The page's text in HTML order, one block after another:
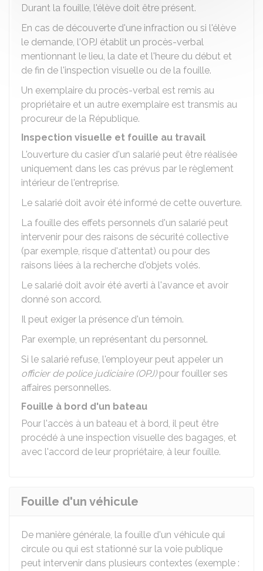
Durant la fouille, l'élève doit être présent.
En cas de découverte d'une infraction ou si l'élève
le demande, l'OPJ établit un procès-verbal
mentionnant le lieu, la date et l'heure du début et
de fin de l'inspection visuelle ou de la fouille.
Un exemplaire du procès-verbal est remis au
propriétaire et un autre exemplaire est transmis au
procureur de la République.
Inspection visuelle et fouille au travail
L'ouverture du casier d'un salarié peut être réalisée
uniquement dans les cas prévus par le règlement
intérieur de l'entreprise.
Le salarié doit avoir été informé de cette ouverture.
La fouille des effets personnels d'un salarié peut
intervenir pour des raisons de sécurité collective
(par exemple, risque d'attentat) ou pour des
raisons liées à la recherche d'objets volés.
Le salarié doit avoir été averti à l'avance et avoir
donné son accord.
Il peut exiger la présence d'un témoin.
Par exemple, un représentant du personnel.
Si le salarié refuse, l'employeur peut appeler un
officier de police judiciaire (OPJ)pour fouiller ses
affaires personnelles.
Fouille à bord d'un bateau
Pour l'accès à un bateau et à bord, il peut être
procédé à une inspection visuelle des bagages, et
avec l'accord de leur propriétaire, à leur fouille.
Fouille d'un véhicule
De manière générale, la fouille d'un véhicule qui
circule ou qui est stationné sur la voie publique
peut intervenir dans plusieurs contextes (exemple :